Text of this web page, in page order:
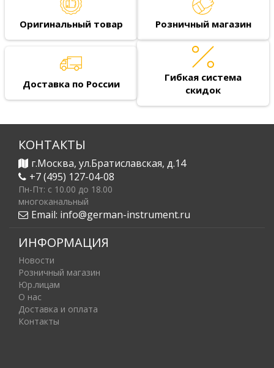
Оригинальный товар Розничный магазин
Доставка по России
Гибкая система
скидок
КОНТАКТЫ
г.Москва, ул.Братиславская, д.14
+7 (495) 127-04-08
Пн-Пт: c 10.00 до 18.00
многоканальный
Email: info@german-instrument.ru
ИНФОРМАЦИЯ
Новости
Розничный магазин
Юр.лицам
О нас
Доставка и оплата
Контакты